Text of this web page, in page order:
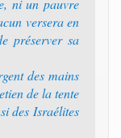
ni un pauvre
versera en
préserver sa
des mains
de la tente
des Israélites